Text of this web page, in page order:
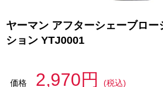
ヤーマン アフターシェーブロ
ション YTJ0001
価格 2,970円
(税込)